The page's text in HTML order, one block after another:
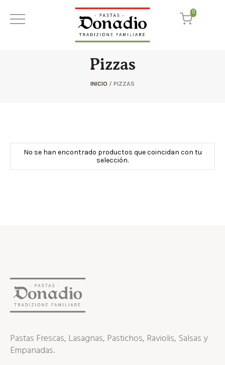
Pizzas
INICIO / PIZZAS
No se han encontrado productos que coincidan con tu
selección.
Pastas Frescas, Lasagnas, Pastichos, Raviolis, Salsas y
Empanadas.
0